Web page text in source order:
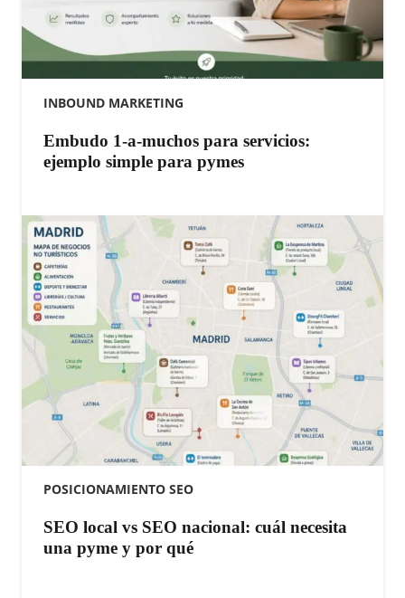
INBOUND MARKETING
Embudo 1-a-muchos para servicios:
ejemplo simple para pymes
POSICIONAMIENTO SEO
SEO local vs SEO nacional: cuál necesita
una pyme y por qué